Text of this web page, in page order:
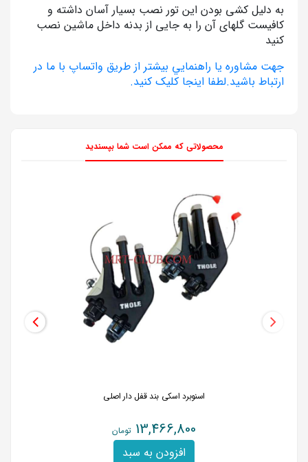
به دلیل کشی بودن این تور نصب بسیار آسان داشته و
کافیست گلهای آن را به جایی از بدنه داخل ماشین نصب
کنید
جهت مشاوره يا راهنمايي بيشتر از طريق واتساپ با ما در
ارتباط باشيد.لطفا اينجا کليک کنيد.
محصولاتی که ممکن است شما بپسندید
اسنوبرد اسکی بند قفل دار اصلی
13,466,800 تومان
افزودن به سبد